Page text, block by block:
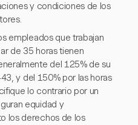
y condiciones de los
empleados que trabajan
de 35 horas tienen
del 125% de su
y del 150% por las horas
lo contrario por un
equidad y
los derechos de los